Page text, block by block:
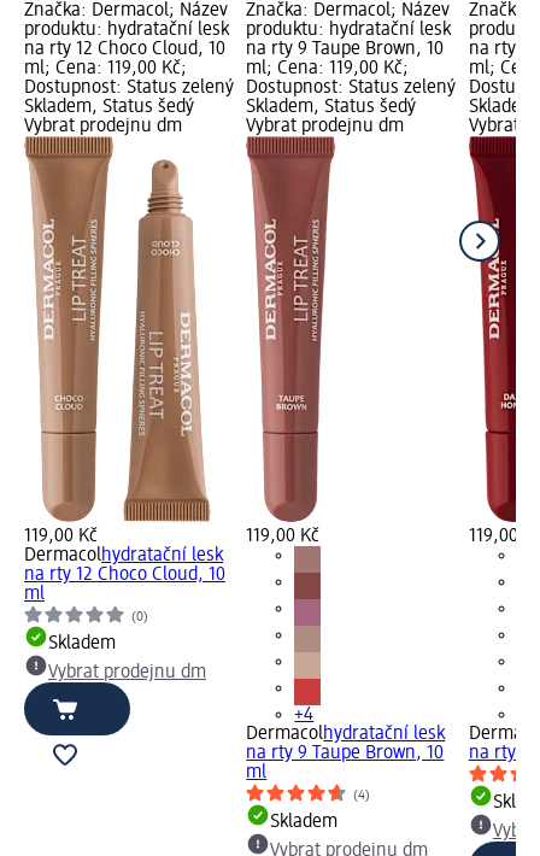
Značka: Dermacol; Název
produktu: hydratační lesk
na rty 12 Choco Cloud, 10
ml; Cena: 119,00 Kč;
Dostupnost: Status zelený
Skladem, Status šedý
Vybrat prodejnu dm
119,00 Kč
Dermacolhydratační lesk
na rty 12 Choco Cloud, 10
ml
(0)
Skladem
Vybrat prodejnu dm
Značka: Dermacol; Název
produktu: hydratační lesk
na rty 9 Taupe Brown, 10
ml; Cena: 119,00 Kč;
Dostupnost: Status zelený
Skladem, Status šedý
Vybrat prodejnu dm
119,00 Kč
+4
Dermacolhydratační lesk
na rty 9 Taupe Brown, 10
ml
(4)
Skladem
Vybrat prodejnu dm
Značka:
na rty
ml;
Vybrat
119,00
na rty